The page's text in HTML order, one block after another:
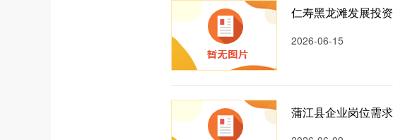
仁寿黑龙滩发展投
2026-06-15
蒲江县企业岗位需求